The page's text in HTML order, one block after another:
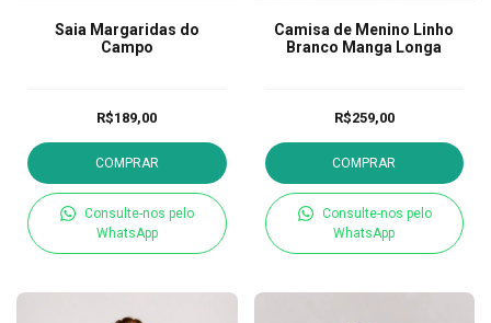
Saia Margaridas do
Campo
R$189,00
COMPRAR
Consulte-nos pelo
WhatsApp
Camisa de Menino Linho
Branco Manga Longa
R$259,00
COMPRAR
Consulte-nos pelo
WhatsApp